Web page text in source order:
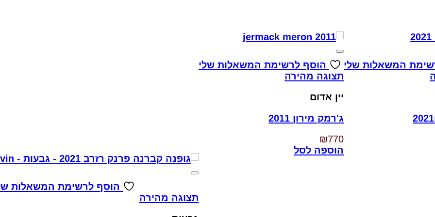
הוסף לרשימת המשאלות שלי
תצוגה מהירה
יין אדום
ג'רמק מירון 2011
₪770
הוספה לסל
הוסף לרשימת המשאלות
תצוגה מהירה
המשאלות שלי